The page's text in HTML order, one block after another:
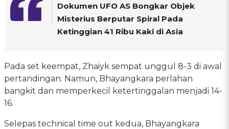
Dokumen UFO AS Bongkar Objek
Misterius Berputar Spiral Pada
Ketinggian 41 Ribu Kaki di Asia
Pada set keempat, Zhaiyk sempat unggul 8-3 di awal
pertandingan. Namun, Bhayangkara perlahan
bangkit dan memperkecil ketertinggalan menjadi 14-
16.
Selepas technical time out kedua, Bhayangkara